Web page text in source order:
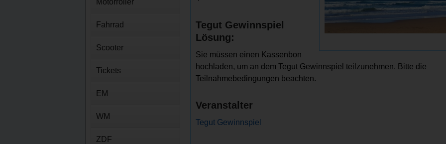
Tegut Gewinnspiel
Lösung:
Sie müssen einen Kassenbon
hochladen, um an dem Tegut Gewinnspiel teilzunehmen. Bitte die
Teilnahmebedingungen beachten.
Veranstalter
Tegut Gewinnspiel
Motorroller
Fahrrad
Scooter
Tickets
EM
WM
ZDF